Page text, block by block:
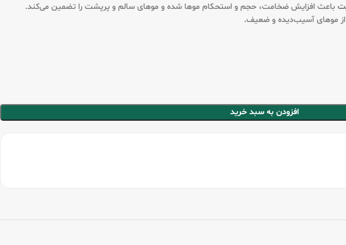
باعث افزایش ضخامت، حجم و استحکام موها شده و موهای سالم و پرپشت را تضمین می‌کند.
از موهای آسیب‌دیده و ضعیف.
افزودن به سبد خرید